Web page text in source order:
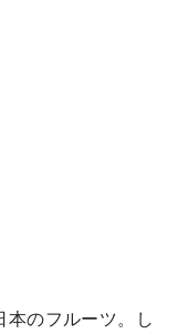
のフルーツ。し